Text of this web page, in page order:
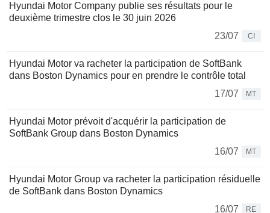
Hyundai Motor Company publie ses résultats pour le
deuxième trimestre clos le 30 juin 2026
23/07
CI
Hyundai Motor va racheter la participation de SoftBank
dans Boston Dynamics pour en prendre le contrôle total
17/07
MT
Hyundai Motor prévoit d'acquérir la participation de
SoftBank Group dans Boston Dynamics
16/07
MT
Hyundai Motor Group va racheter la participation résiduelle
de SoftBank dans Boston Dynamics
16/07
RE